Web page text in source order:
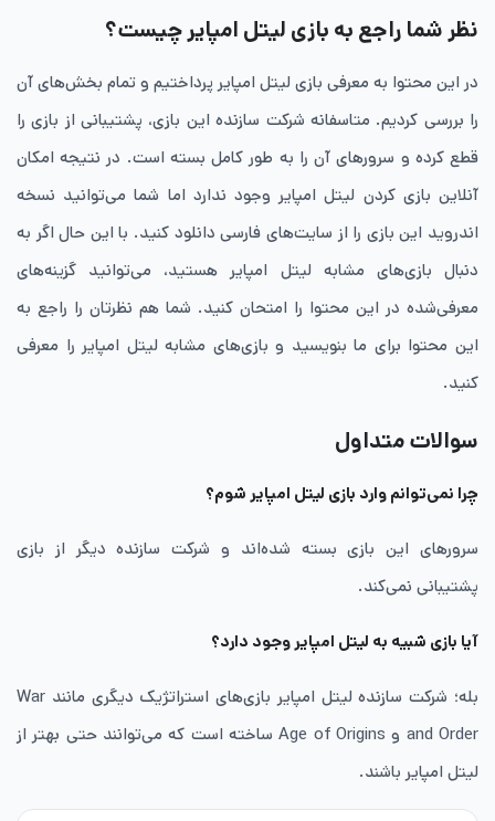
نظر شما راجع به بازی لیتل امپایر چیست؟
در این محتوا به معرفی بازی لیتل امپایر پرداختیم و تمام بخش‌های آن
را بررسی کردیم. متاسفانه شرکت سازنده این بازی، پشتیبانی از بازی را
قطع کرده و سرورهای آن را به طور کامل بسته است. در نتیجه امکان
آنلاین بازی کردن لیتل امپایر وجود ندارد اما شما می‌توانید نسخه
اندروید این بازی را از سایت‌های فارسی دانلود کنید. با این حال اگر به
دنبال بازی‌های مشابه لیتل امپایر هستید، می‌توانید گزینه‌های
معرفی‌شده در این محتوا را امتحان کنید. شما هم نظرتان را راجع به
این محتوا برای ما بنویسید و بازی‌های مشابه لیتل امپایر را معرفی
کنید.
سوالات متداول
چرا نمی‌توانم وارد بازی لیتل امپایر شوم؟
سرورهای این بازی بسته شده‌اند و شرکت سازنده دیگر از بازی
پشتیبانی نمی‌کند.
آیا بازی شبیه به لیتل امپایر وجود دارد؟
بله؛ شرکت سازنده لیتل امپایر بازی‌های استراتژیک دیگری مانند War
and Order و Age of Origins ساخته است که می‌توانند حتی بهتر از
لیتل امپایر باشند.